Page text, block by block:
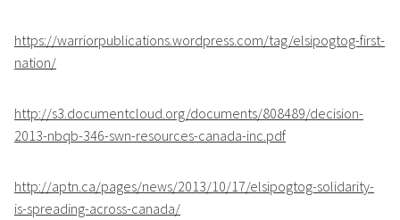
https://warriorpublications.wordpress.com/tag/elsipogtog-first-
nation/
http://s3.documentcloud.org/documents/808489/decision-
2013-nbqb-346-swn-resources-canada-inc.pdf
http://aptn.ca/pages/news/2013/10/17/elsipogtog-solidarity-
is-spreading-across-canada/